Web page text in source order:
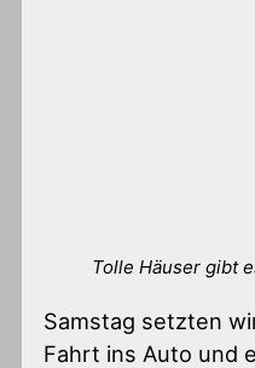
Tolle Häuser gibt
Samstag setzten
Fahrt ins Auto und